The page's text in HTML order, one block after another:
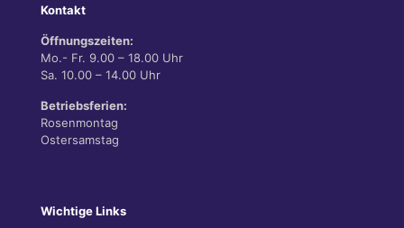
Kontakt
Öffnungszeiten:
Mo.- Fr. 9.00 – 18.00 Uhr
Sa. 10.00 – 14.00 Uhr
Betriebsferien:
Rosenmontag
Ostersamstag
Wichtige Links